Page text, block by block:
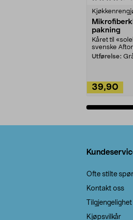
pakning
Kåret til
svenske
Utførelse:
39,90
Ofte stilte
Kontakt oss
Tilgjengelighet
Kjøpsvilkår